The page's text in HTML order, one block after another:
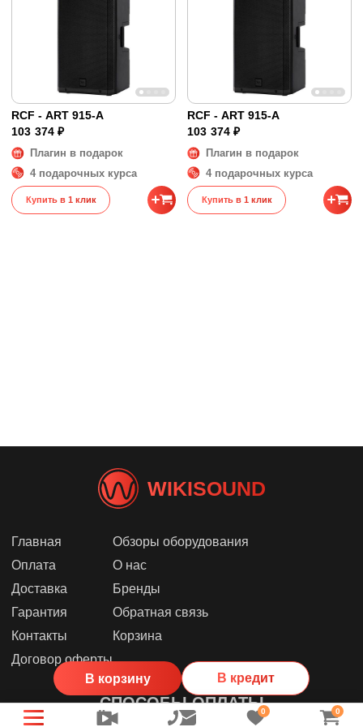
В корзину В кредит
Охлаждение: Конвекция
Подключение: VDE
Материал корпуса: Композитный
полипропиленовый
Цвет корпуса: Чёрный
Монтажные опции: Резьбовые втулки M10
сверху и с каждой стороны
Ручки: Сверху и с каждой стороны
Защитная решетка: Сталь
RCF - ART 915-A
103 374 ₽
Плагин в подарок
4 подарочных курса
Купить в 1 клик
RCF - ART 915-A
103 374 ₽
Плагин в подарок
4 подарочных курса
Купить в 1 клик
WIKISOUND
Главная
Оплата
Доставка
Гарантия
Контакты
Договор оферты
Обзоры оборудования
О нас
Бренды
Обратная связь
Корзина
СПОСОБЫ ОПЛАТЫ0 0